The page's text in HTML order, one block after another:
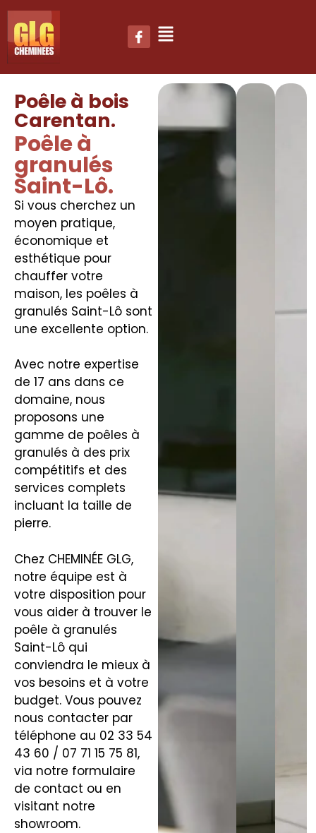
Poêle à bois
Carentan.
Poêle à
granulés
Saint-Lô.
Si vous cherchez un
moyen pratique,
économique et
esthétique pour
chauffer votre
maison, les poêles à
granulés Saint-Lô sont
une excellente option.
Avec notre expertise
de 17 ans dans ce
domaine, nous
proposons une
gamme de poêles à
granulés à des prix
compétitifs et des
services complets
incluant la taille de
pierre.
Chez CHEMINÉE GLG,
notre équipe est à
votre disposition pour
vous aider à trouver le
poêle à granulés
Saint-Lô qui
conviendra le mieux à
vos besoins et à votre
budget. Vous pouvez
nous contacter par
téléphone au 02 33 54
43 60 / 07 71 15 75 81,
via notre formulaire
de contact ou en
visitant notre
showroom.